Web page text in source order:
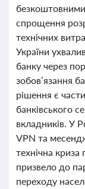
спрощення
технічних
України
банку через
зобов’язання
рішення є
банківського
вкладників. У
VPN та
технічна
призвело до
переходу